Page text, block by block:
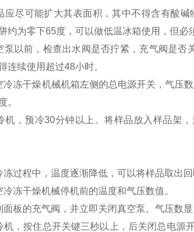
应尽可能扩大其表面积，其中不得含有酸
约为零下65度，可以做低温冰箱使用，但必
泵以前，检查出水阀是否拧紧，充气阀是
连续使用超过48小时。
冷冻干燥机械机箱左侧的总电源开关，气压
。
机，预冷30分钟以上。将样品放入样品架
冻过程中，温度逐渐降低，可以将样品取出
冻干燥机械停机前的温度和气压数值。
面板的充气阀，并立即关闭真空泵。气压数
机，按住总开关键三秒以上，后关闭总电源